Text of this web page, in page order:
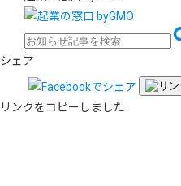
シェア
リンクをコピーしました